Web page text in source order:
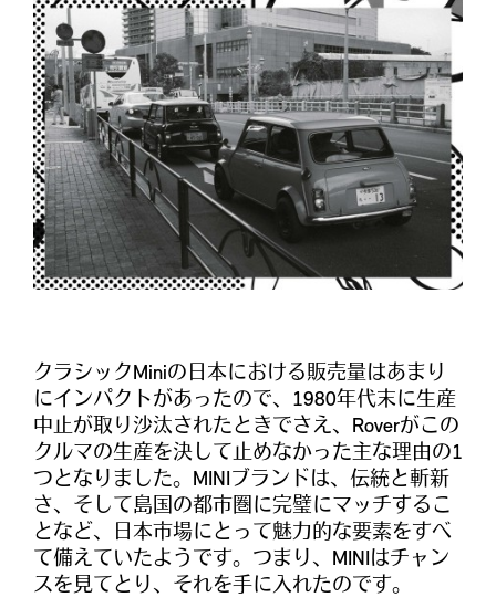
クラシックMiniの日本における販売量はあまり
にインパクトがあったので、1980年代末に生産
中止が取り沙汰されたときでさえ、Roverがこの
クルマの生産を決して止めなかった主な理由の1
つとなりました。MINIブランドは、伝統と斬新
さ、そして島国の都市圏に完璧にマッチするこ
となど、日本市場にとって魅力的な要素をすべ
て備えていたようです。つまり、MINIはチャン
スを見てとり、それを手に入れたのです。